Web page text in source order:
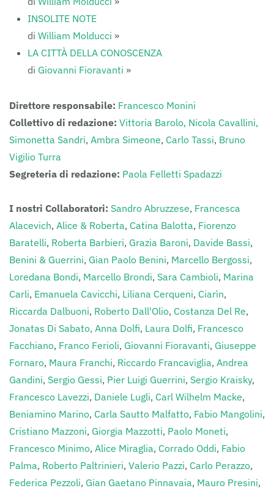
INSOLITE NOTE
di William Molducci »
LA CITTÀ DELLA CONOSCENZA
di Giovanni Fioravanti »
Direttore responsabile: Francesco Monini
Collettivo di redazione: Vittoria Barolo, Nicola Cavallini,
Simonetta Sandri, Ambra Simeone, Carlo Tassi, Bruno
Vigilio Turra
Segreteria di redazione: Paola Felletti Spadazzi
I nostri Collaboratori: Sandro Abruzzese, Francesca
Alacevich, Alice & Roberta, Catina Balotta, Fiorenzo
Baratelli, Roberta Barbieri, Grazia Baroni, Davide Bassi,
Benini & Guerrini, Gian Paolo Benini, Marcello Bergossi,
Loredana Bondi, Marcello Brondi, Sara Cambioli, Marina
Carli, Emanuela Cavicchi, Liliana Cerqueni, Ciarìn,
Riccarda Dalbuoni, Roberto Dall'Olio, Costanza Del Re,
Jonatas Di Sabato, Anna Dolfi, Laura Dolfi, Francesco
Facchiano, Franco Ferioli, Giovanni Fioravanti, Giuseppe
Fornaro, Maura Franchi, Riccardo Francaviglia, Andrea
Gandini, Sergio Gessi, Pier Luigi Guerrini, Sergio Kraisky,
Francesco Lavezzi, Daniele Lugli, Carl Wilhelm Macke,
Beniamino Marino, Carla Sautto Malfatto, Fabio Mangolini,
Cristiano Mazzoni, Giorgia Mazzotti, Paolo Moneti,
Francesco Minimo, Alice Miraglia, Corrado Oddi, Fabio
Palma, Roberto Paltrinieri, Valerio Pazzi, Carlo Perazzo,
Federica Pezzoli, Gian Gaetano Pinnavaia, Mauro Presini,